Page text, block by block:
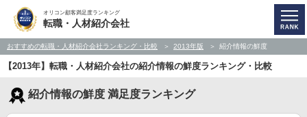
オリコン顧客満足度ランキング
転職・人材紹介会社
おすすめの転職・人材紹介会社ランキング・比較 2013年版 紹介情報の鮮度
【2013年】転職・人材紹介会社の紹介情報の鮮度ランキング・比較
紹介情報の鮮度 満足度ランキング